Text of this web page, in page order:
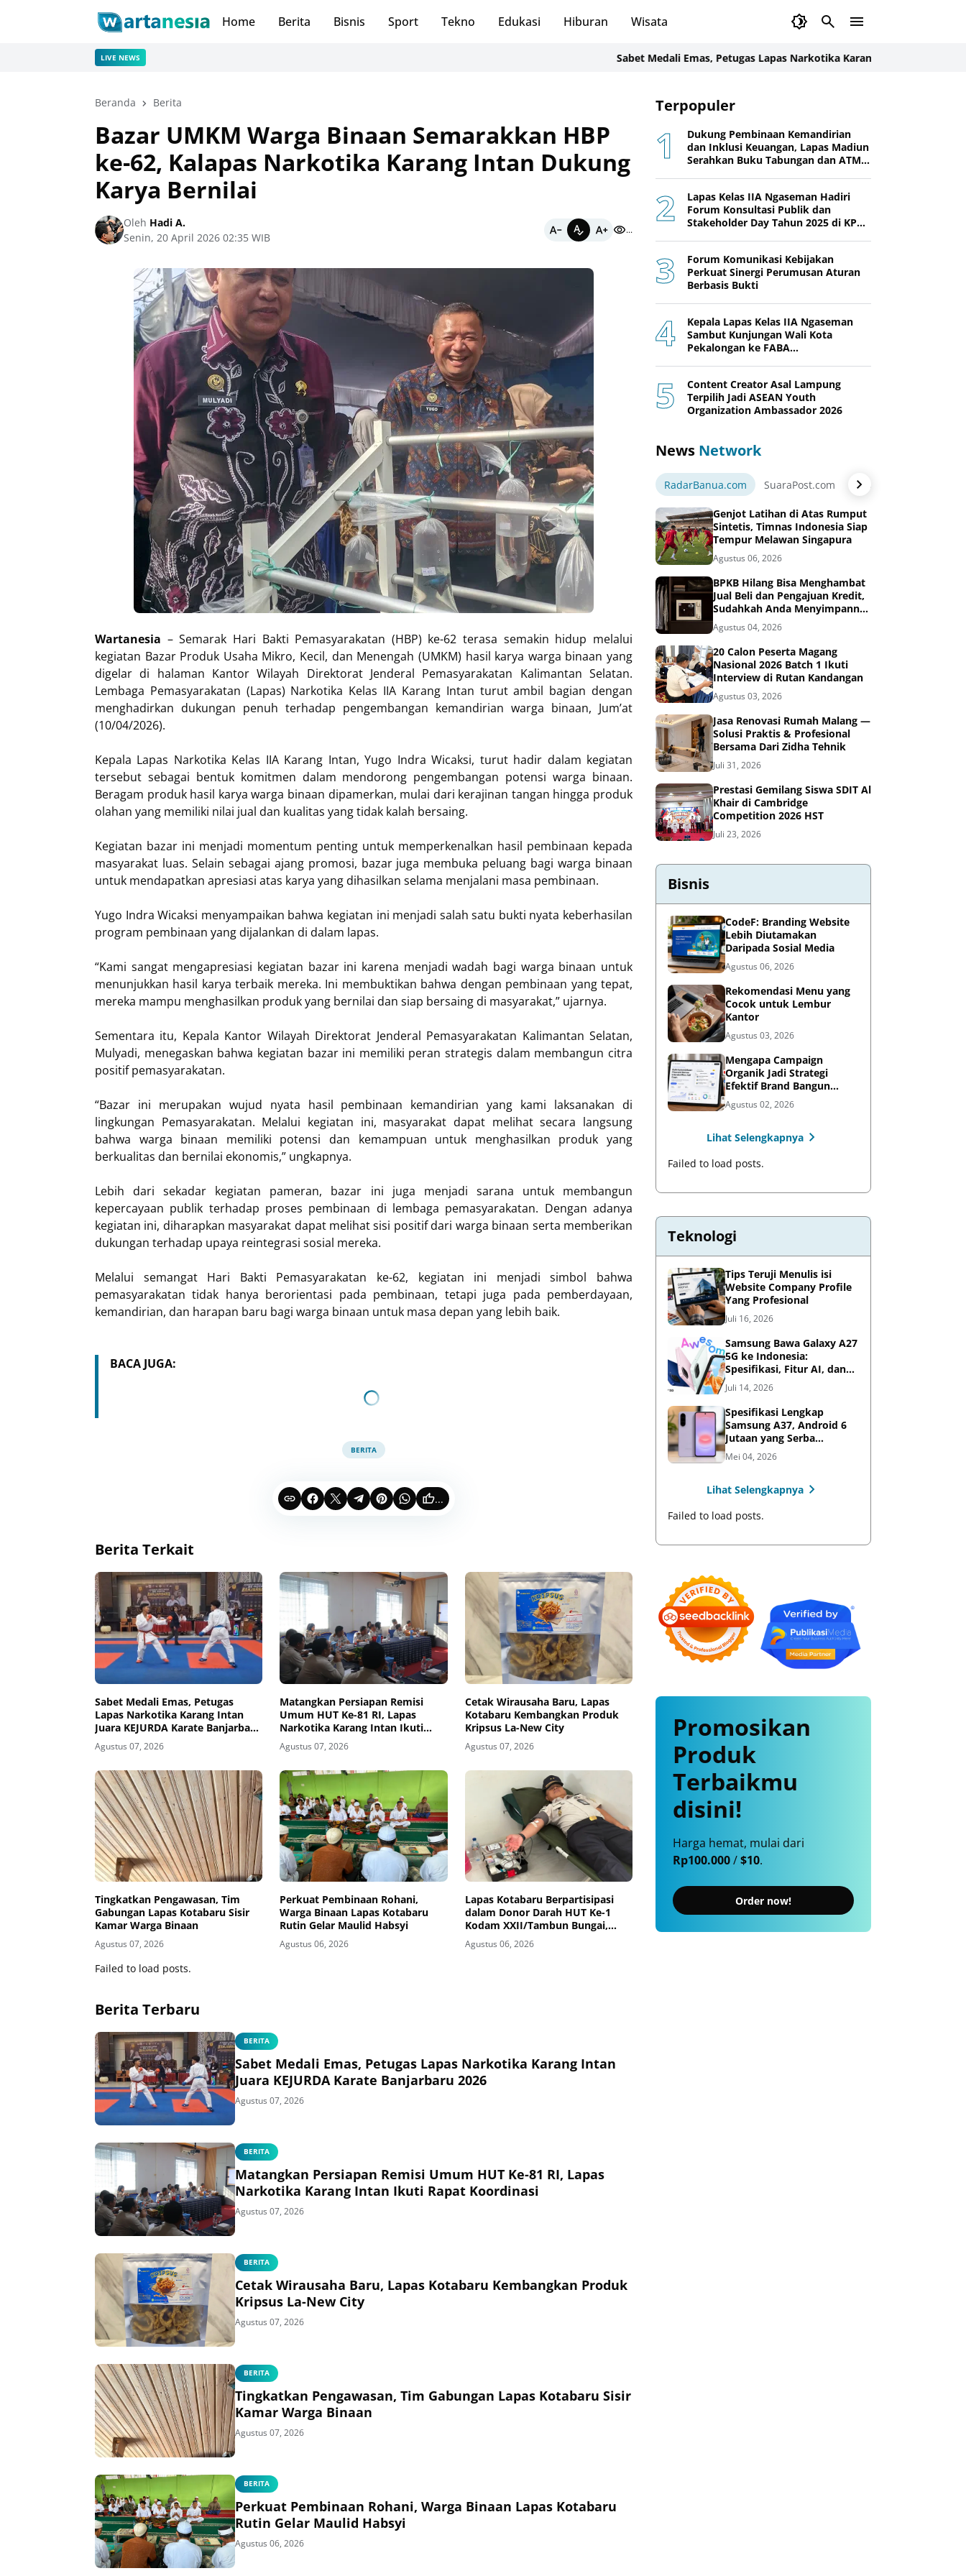
Home Berita Bisnis Sport Tekno Edukasi Hiburan Wisata
LIVE NEWS Sabet Medali Emas, Petugas Lapas Narkotika Karang Intan Juara KEJURDA
Beranda Berita
Bazar UMKM Warga Binaan Semarakkan HBP
ke-62, Kalapas Narkotika Karang Intan Dukung
Karya Bernilai
Oleh Hadi A.
Senin, 20 April 2026 02:35 WIB
...
Wartanesia – Semarak Hari Bakti Pemasyarakatan (HBP) ke-62 terasa semakin hidup melalui
kegiatan Bazar Produk Usaha Mikro, Kecil, dan Menengah (UMKM) hasil karya warga binaan yang
digelar di halaman Kantor Wilayah Direktorat Jenderal Pemasyarakatan Kalimantan Selatan.
Lembaga Pemasyarakatan (Lapas) Narkotika Kelas IIA Karang Intan turut ambil bagian dengan
menghadirkan dukungan penuh terhadap pengembangan kemandirian warga binaan, Jum’at
(10/04/2026).
Kepala Lapas Narkotika Kelas IIA Karang Intan, Yugo Indra Wicaksi, turut hadir dalam kegiatan
tersebut sebagai bentuk komitmen dalam mendorong pengembangan potensi warga binaan.
Beragam produk hasil karya warga binaan dipamerkan, mulai dari kerajinan tangan hingga produk
olahan yang memiliki nilai jual dan kualitas yang tidak kalah bersaing.
Kegiatan bazar ini menjadi momentum penting untuk memperkenalkan hasil pembinaan kepada
masyarakat luas. Selain sebagai ajang promosi, bazar juga membuka peluang bagi warga binaan
untuk mendapatkan apresiasi atas karya yang dihasilkan selama menjalani masa pembinaan.
Yugo Indra Wicaksi menyampaikan bahwa kegiatan ini menjadi salah satu bukti nyata keberhasilan
program pembinaan yang dijalankan di dalam lapas.
“Kami sangat mengapresiasi kegiatan bazar ini karena menjadi wadah bagi warga binaan untuk
menunjukkan hasil karya terbaik mereka. Ini membuktikan bahwa dengan pembinaan yang tepat,
mereka mampu menghasilkan produk yang bernilai dan siap bersaing di masyarakat,” ujarnya.
Sementara itu, Kepala Kantor Wilayah Direktorat Jenderal Pemasyarakatan Kalimantan Selatan,
Mulyadi, menegaskan bahwa kegiatan bazar ini memiliki peran strategis dalam membangun citra
positif pemasyarakatan.
“Bazar ini merupakan wujud nyata hasil pembinaan kemandirian yang kami laksanakan di
lingkungan Pemasyarakatan. Melalui kegiatan ini, masyarakat dapat melihat secara langsung
bahwa warga binaan memiliki potensi dan kemampuan untuk menghasilkan produk yang
berkualitas dan bernilai ekonomis,” ungkapnya.
Lebih dari sekadar kegiatan pameran, bazar ini juga menjadi sarana untuk membangun
kepercayaan publik terhadap proses pembinaan di lembaga pemasyarakatan. Dengan adanya
kegiatan ini, diharapkan masyarakat dapat melihat sisi positif dari warga binaan serta memberikan
dukungan terhadap upaya reintegrasi sosial mereka.
Melalui semangat Hari Bakti Pemasyarakatan ke-62, kegiatan ini menjadi simbol bahwa
pemasyarakatan tidak hanya berorientasi pada pembinaan, tetapi juga pada pemberdayaan,
kemandirian, dan harapan baru bagi warga binaan untuk masa depan yang lebih baik.
BACA JUGA:
BERITA
...
Berita Terkait
Sabet Medali Emas, Petugas
Lapas Narkotika Karang Intan
Juara KEJURDA Karate Banjarbaru
2026
Agustus 07, 2026
Matangkan Persiapan Remisi
Umum HUT Ke-81 RI, Lapas
Narkotika Karang Intan Ikuti
Rapat Koordinasi
Agustus 07, 2026
Cetak Wirausaha Baru, Lapas
Kotabaru Kembangkan Produk
Kripsus La-New City
Agustus 07, 2026
Tingkatkan Pengawasan, Tim
Gabungan Lapas Kotabaru Sisir
Kamar Warga Binaan
Agustus 07, 2026
Perkuat Pembinaan Rohani,
Warga Binaan Lapas Kotabaru
Rutin Gelar Maulid Habsyi
Agustus 06, 2026
Lapas Kotabaru Berpartisipasi
dalam Donor Darah HUT Ke-1
Kodam XXII/Tambun Bungai,
Wujudkan Kepedulian
Kemanusiaan
Agustus 06, 2026
Failed to load posts.
Berita Terbaru
BERITA
Sabet Medali Emas, Petugas Lapas Narkotika Karang Intan
Juara KEJURDA Karate Banjarbaru 2026
Agustus 07, 2026
BERITA
Matangkan Persiapan Remisi Umum HUT Ke-81 RI, Lapas
Narkotika Karang Intan Ikuti Rapat Koordinasi
Agustus 07, 2026
BERITA
Cetak Wirausaha Baru, Lapas Kotabaru Kembangkan Produk
Kripsus La-New City
Agustus 07, 2026
BERITA
Tingkatkan Pengawasan, Tim Gabungan Lapas Kotabaru Sisir
Kamar Warga Binaan
Agustus 07, 2026
BERITA
Perkuat Pembinaan Rohani, Warga Binaan Lapas Kotabaru
Rutin Gelar Maulid Habsyi
Agustus 06, 2026
Terpopuler
Dukung Pembinaan Kemandirian
dan Inklusi Keuangan, Lapas Madiun
Serahkan Buku Tabungan dan ATM
Lapas Kelas IIA Ngaseman Hadiri
Forum Konsultasi Publik dan
Stakeholder Day Tahun 2025 di KPPN
Forum Komunikasi Kebijakan
Perkuat Sinergi Perumusan Aturan
Berbasis Bukti
Kepala Lapas Kelas IIA Ngaseman
Sambut Kunjungan Wali Kota
Pekalongan ke FABA
Content Creator Asal Lampung
Terpilih Jadi ASEAN Youth
Organization Ambassador 2026
News Network
RadarBanua.com SuaraPost.com NarasiNews.com
Genjot Latihan di Atas Rumput
Sintetis, Timnas Indonesia Siap
Tempur Melawan Singapura
Agustus 06, 2026
BPKB Hilang Bisa Menghambat
Jual Beli dan Pengajuan Kredit,
Sudahkah Anda Menyimpannya
di Brankas BPKB?
Agustus 04, 2026
20 Calon Peserta Magang
Nasional 2026 Batch 1 Ikuti
Interview di Rutan Kandangan
Agustus 03, 2026
Jasa Renovasi Rumah Malang —
Solusi Praktis & Profesional
Bersama Dari Zidha Tehnik
Juli 31, 2026
Prestasi Gemilang Siswa SDIT Al
Khair di Cambridge
Competition 2026 HST
Juli 23, 2026
Bisnis
CodeF: Branding Website
Lebih Diutamakan
Daripada Sosial Media
Agustus 06, 2026
Rekomendasi Menu yang
Cocok untuk Lembur
Kantor
Agustus 03, 2026
Mengapa Campaign
Organik Jadi Strategi
Efektif Brand Bangun
Awareness di Media Sosial
Agustus 02, 2026
Lihat Selengkapnya
Failed to load posts.
Teknologi
Tips Teruji Menulis isi
Website Company Profile
Yang Profesional
Juli 16, 2026
Samsung Bawa Galaxy A27
5G ke Indonesia:
Spesifikasi, Fitur AI, dan
Harga Resmi
Juli 14, 2026
Spesifikasi Lengkap
Samsung A37, Android 6
Jutaan yang Serba
Lengkap
Mei 04, 2026
Lihat Selengkapnya
Failed to load posts.
Promosikan
Produk
Terbaikmu
disini!
Harga hemat, mulai dari
Rp100.000/$10.
Order now!